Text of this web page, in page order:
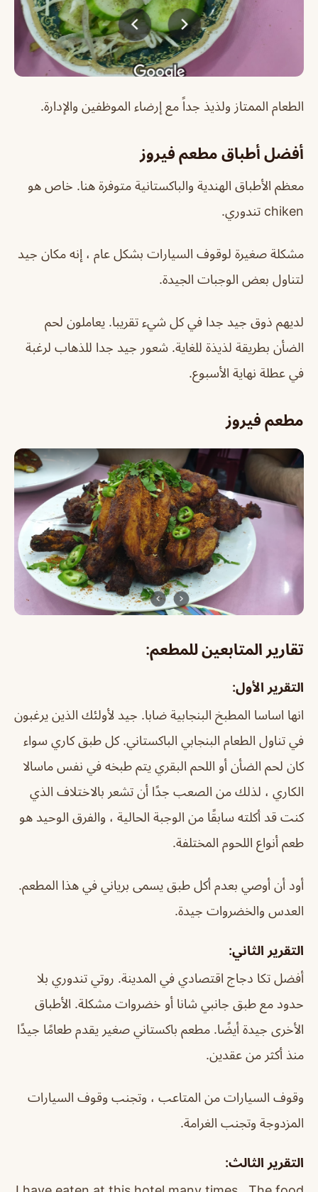
الطعام الممتاز ولذيذ جداً مع إرضاء الموظفين والإدارة.
أفضل أطباق مطعم فيروز
معظم الأطباق الهندية والباكستانية متوفرة هنا. خاص هو
chiken تندوري.
مشكلة صغيرة لوقوف السيارات بشكل عام ، إنه مكان جيد
لتناول بعض الوجبات الجيدة.
لديهم ذوق جيد جدا في كل شيء تقريبا. يعاملون لحم
الضأن بطريقة لذيذة للغاية. شعور جيد جدا للذهاب لرغبة
في عطلة نهاية الأسبوع.
مطعم فيروز
تقارير المتابعين للمطعم:
التقرير الأول:
انها اساسا المطبخ البنجابية ضابا. جيد لأولئك الذين يرغبون
في تناول الطعام البنجابي الباكستاني. كل طبق كاري سواء
كان لحم الضأن أو اللحم البقري يتم طبخه في نفس ماسالا
الكاري ، لذلك من الصعب جدًا أن تشعر بالاختلاف الذي
كنت قد أكلته سابقًا من الوجبة الحالية ، والفرق الوحيد هو
طعم أنواع اللحوم المختلفة.
أود أن أوصي بعدم أكل طبق يسمى برياني في هذا المطعم.
العدس والخضروات جيدة.
التقرير الثاني:
أفضل تكا دجاج اقتصادي في المدينة. روتي تندوري بلا
حدود مع طبق جانبي شانا أو خضروات مشكلة. الأطباق
الأخرى جيدة أيضًا. مطعم باكستاني صغير يقدم طعامًا جيدًا
منذ أكثر من عقدين.
وقوف السيارات من المتاعب ، وتجنب وقوف السيارات
المزدوجة وتجنب الغرامة.
التقرير الثالث: